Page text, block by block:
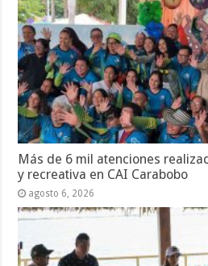
Más de 6 mil atenciones
y recreativa en CAI Carabobo
agosto 6, 2026